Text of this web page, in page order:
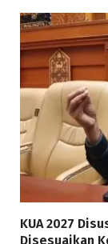
KUA 2027
Disesuaikan